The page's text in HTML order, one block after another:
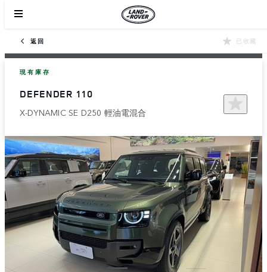
返回 已收藏
現有庫存
DEFENDER 110
X-DYNAMIC SE D250 輕油電混合